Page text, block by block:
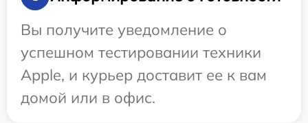
Вы получите уведомление о
успешном тестировании техники
Apple, и курьер доставит ее к вам
домой или в офис.